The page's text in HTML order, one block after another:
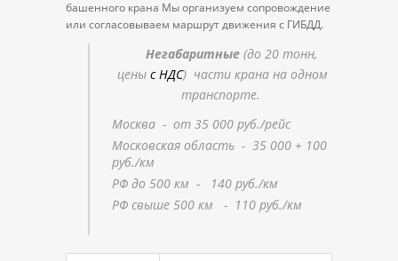
башенного крана Мы организуем сопровождение
или согласовываем маршрут движения с ГИБДД.
Негабаритные (до 20 тонн,
цены с НДС) части крана на одном
транспорте.
Москва - от 35 000 руб./рейс
Московская область - 35 000 + 100
руб./км
РФ до 500 км - 140 руб./км
РФ свыше 500 км - 110 руб./км